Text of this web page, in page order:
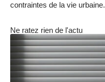
contraintes de la vie urbaine.
Ne ratez rien de l'actu